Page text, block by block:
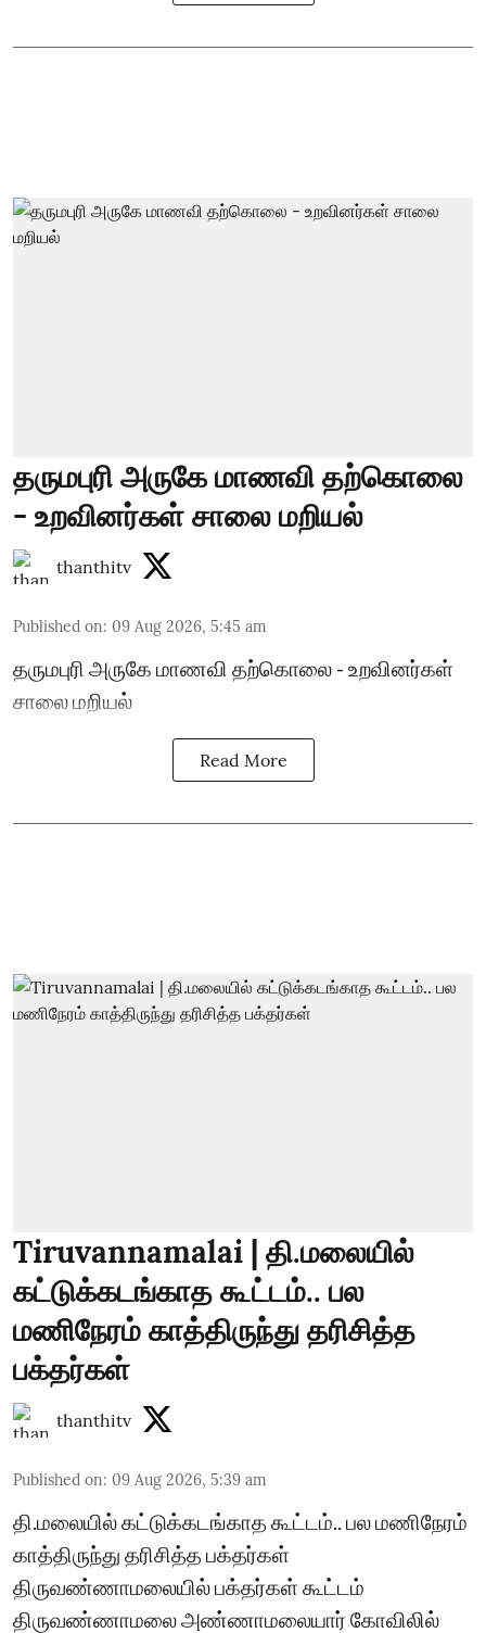
தருமபுரி அருகே மாணவி தற்கொலை
- உறவினர்கள் சாலை மறியல்
thanthitv
Published on: 09 Aug 2026, 5:45 am
தருமபுரி அருகே மாணவி தற்கொலை - உறவினர்கள்
சாலை மறியல்
Read More
Tiruvannamalai | தி.மலையில்
கட்டுக்கடங்காத கூட்டம்.. பல
மணிநேரம் காத்திருந்து தரிசித்த
பக்தர்கள்
thanthitv
Published on: 09 Aug 2026, 5:39 am
தி.மலையில் கட்டுக்கடங்காத கூட்டம்.. பல மணிநேரம்
காத்திருந்து தரிசித்த பக்தர்கள்
திருவண்ணாமலையில் பக்தர்கள் கூட்டம்
திருவண்ணாமலை அண்ணாமலையார் கோவிலில்